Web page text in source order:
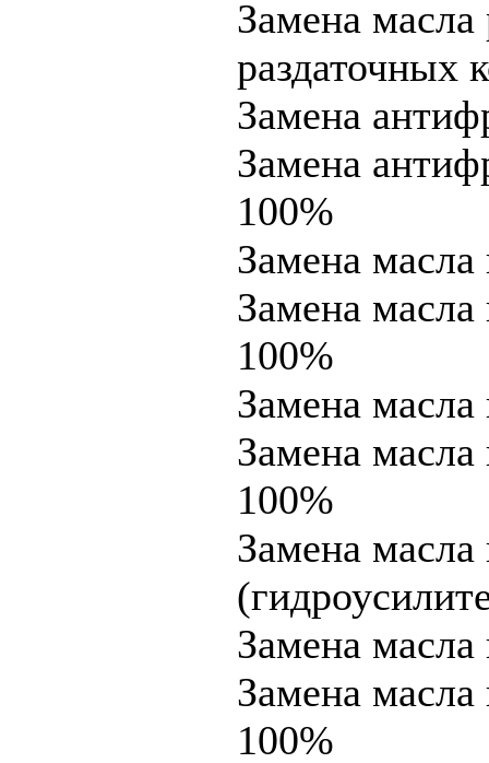
Замена масла
раздаточных
Замена
Замена
100%
Замена
Замена
100%
Замена масла
Замена масла
100%
Замена
Замена масла
Замена масла
100%